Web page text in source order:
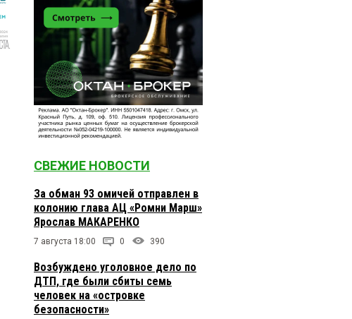
СВЕЖИЕ НОВОСТИ
За обман 93 омичей отправлен в
колонию глава АЦ «Ромни Марш»
Ярослав МАКАРЕНКО
7 августа 18:00 0 390
Возбуждено уголовное дело по
ДТП, где были сбиты семь
человек на «островке
безопасности»